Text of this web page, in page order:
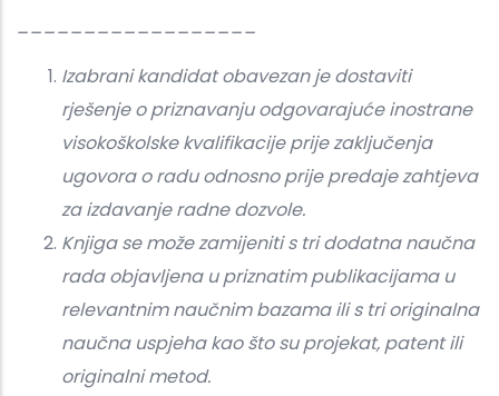
__________________
Izabrani kandidat obavezan je dostaviti
rješenje o priznavanju odgovarajuće inostrane
visokoškolske kvalifikacije prije zaključenja
ugovora o radu odnosno prije predaje zahtjeva
za izdavanje radne dozvole.
Knjiga se može zamijeniti s tri dodatna naučna
rada objavljena u priznatim publikacijama u
relevantnim naučnim bazama ili s tri originalna
naučna uspjeha kao što su projekat, patent ili
originalni metod.